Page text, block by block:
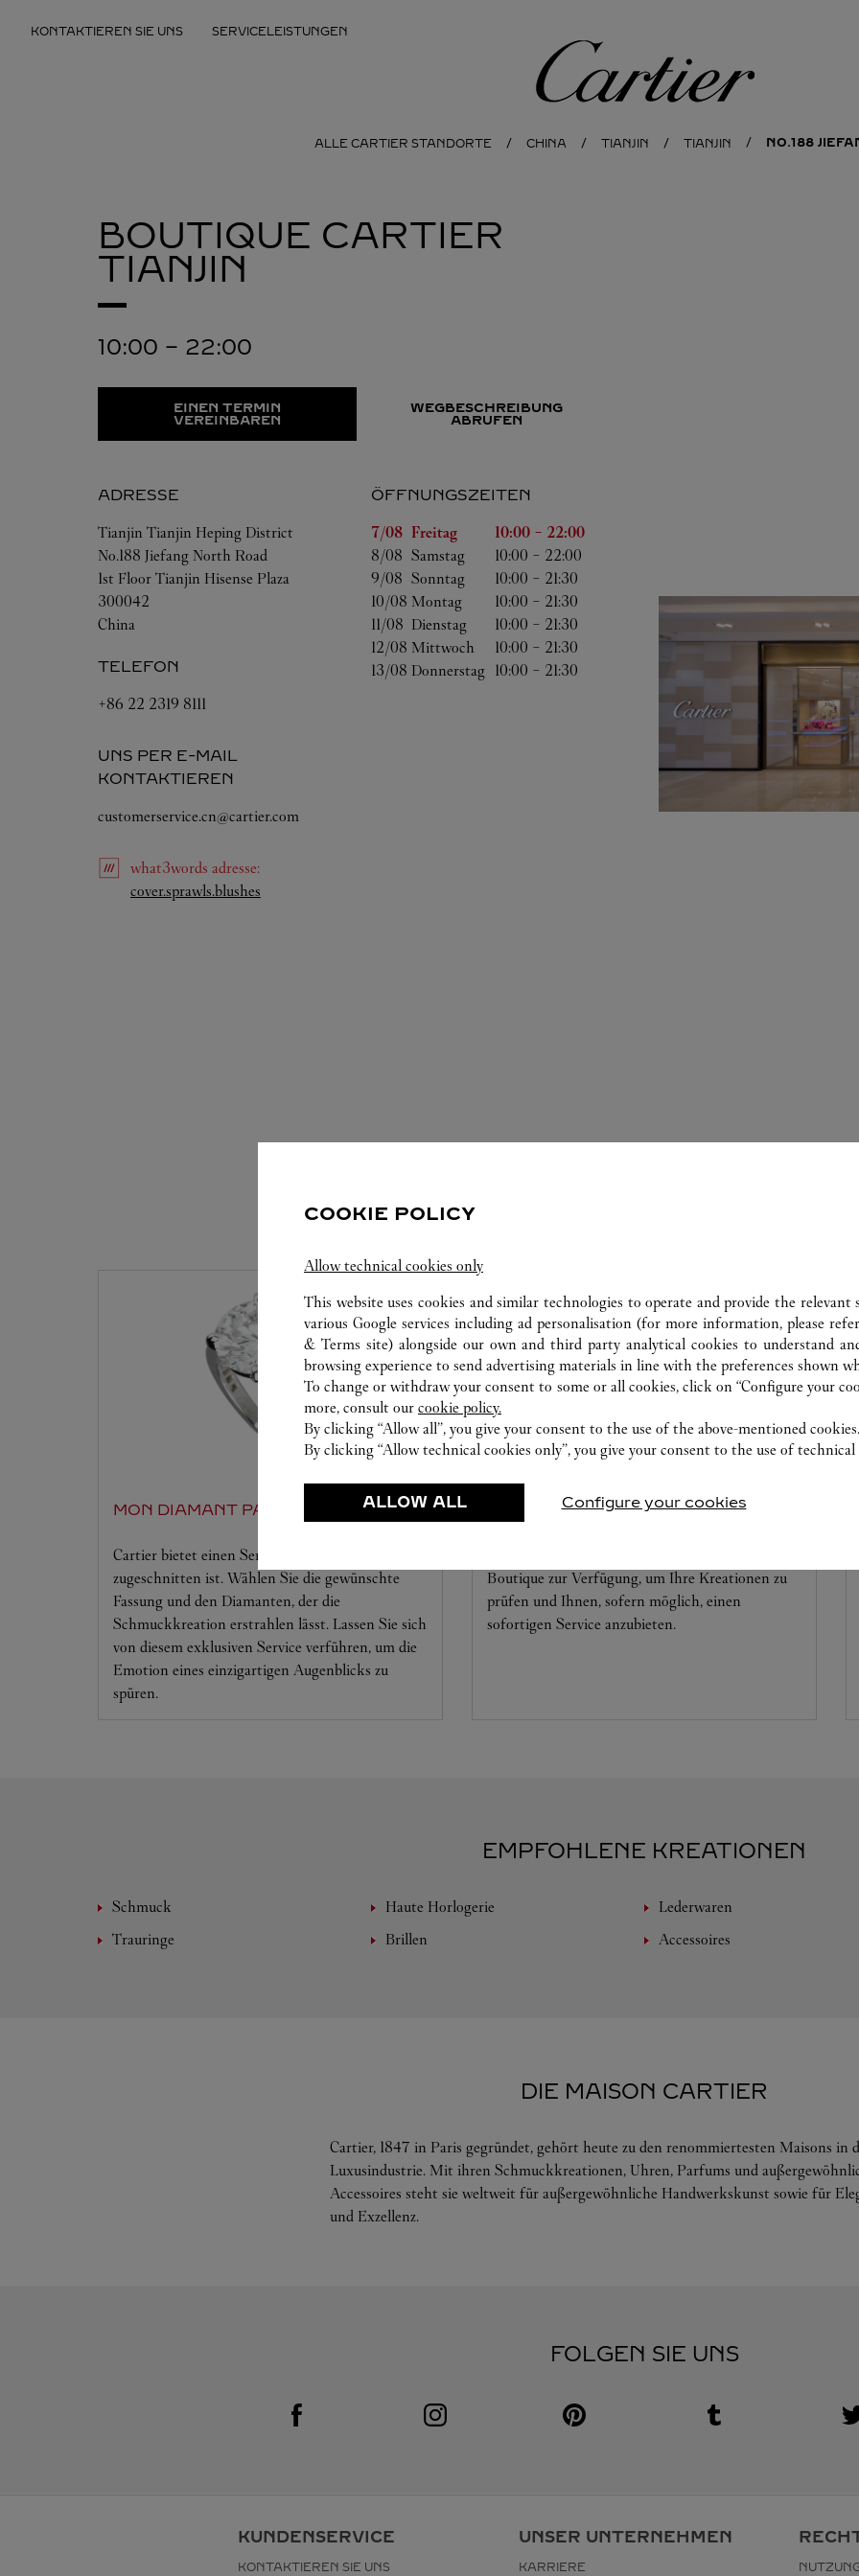
KONTAKTIEREN SIE UNS SERVICELEISTUNGEN
Cartier
ALLE CARTIER STANDORTE CHINA TIANJIN TIANJIN NO.188
BOUTIQUE CARTIER
TIANJIN
10:00 - 22:00
EINEN TERMIN
VEREINBAREN
WEGBESCHREIBUNG
ABRUFEN
ADRESSE
Tianjin Tianjin Heping District
No.188 Jiefang North Road
1st Floor Tianjin Hisense Plaza
300042
China
TELEFON
+86 22 2319 8111
UNS PER E-MAIL
KONTAKTIEREN
customerservice.cn@cartier.com
ÖFFNUNGSZEITEN
WochentagÖffnungszeiten
7/08 Freitag 10:00 - 22:00
8/08 Samstag 10:00 - 22:00
9/08 Sonntag 10:00 - 21:30
10/08 Montag 10:00 - 21:30
11/08 Dienstag 10:00 - 21:30
12/08 Mittwoch 10:00 - 21:30
13/08 Donnerstag 10:00 - 21:30
what3words adresse:
cover.sprawls.blushes
VERFÜGBARE SERVICES IN DIESER CARTIER
MON DIAMANT PAR CARTIER
Cartier bietet einen Service, der auf Ihre Träume
zugeschnitten ist. Wählen Sie die gewünschte
Fassung und den Diamanten, der die
Schmuckkreation erstrahlen lässt. Lassen Sie sich
von diesem exklusiven Service verführen, um die
Emotion eines einzigartigen Augenblicks zu
spüren.
UHRMACHERATELIER
Boutique zur Verfügung, um Ihre Kreationen zu
prüfen und Ihnen, sofern möglich, einen
sofortigen Service anzubieten.
EMPFOHLENE KREATIONEN
Schmuck Haute Horlogerie Lederwaren
Trauringe
Brillen Accessoires
DIE MAISON CARTIER
Cartier, 1847 in Paris gegründet, gehört heute zu den renommiertesten Maisons in
Luxusindustrie. Mit ihren Schmuckkreationen, Uhren, Parfums und
Accessoires steht sie weltweit für außergewöhnliche Handwerkskunst sowie für
und Exzellenz.
FOLGEN SIE UNS
Visit us on Facebook
Link Opens in New Tab Visit us on Instagram
Link Opens in New Tab Visit us on Pinterest
Link Opens in New Tab Visit us on Tumblr
Link Opens in New Tab
KUNDENSERVICE
KONTAKTIEREN SIE UNS
UNSER UNTERNEHMEN
KARRIERE
COOKIE POLICY
Allow technical cookies only
This website uses cookies and similar technologies to operate and provide the relevant
various Google services including ad personalisation (for more information, please
& Terms site) alongside our own and third party analytical cookies to understand
browsing experience to send advertising materials in line with the preferences shown
To change or withdraw your consent to some or all cookies, click on “Configure your
more, consult our cookie policy.
By clicking “Allow all”, you give your consent to the use of the above-mentioned cookies.
By clicking “Allow technical cookies only”, you give your consent to the use of technical
ALLOW ALL Configure your cookies